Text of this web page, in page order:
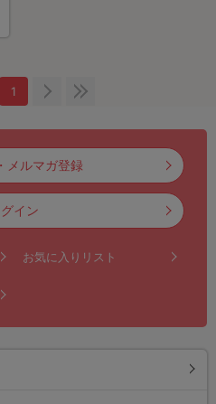
1
メルマガ登録
イン
お気に入りリスト